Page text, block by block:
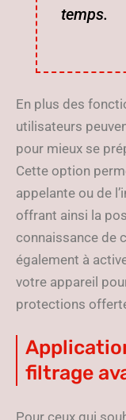
temps.
En plus des
utilisateurs
pour mieux se
Cette option
appelante ou de
offrant ainsi la
connaissance de
également à
votre appareil
protections
filtrage
Pour ceux qui